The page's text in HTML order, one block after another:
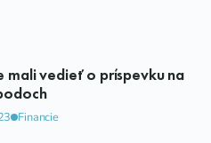
mali vedieť o príspevku na
Financie